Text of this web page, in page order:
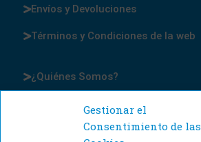
Gestionar el
Consentimiento de las
Envíos y Devoluciones
Términos y Condiciones de la web
¿Quiénes Somos?